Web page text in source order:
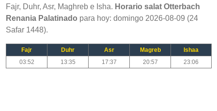
Fajr, Duhr, Asr, Maghreb e Isha. Horario salat Otterbach
Renania Palatinado para hoy: domingo 2026-08-09 (24
Safar 1448).
Fajr Duhr Asr Magreb
Ishaa
03:52
13:35 17:37 20:57 23:06